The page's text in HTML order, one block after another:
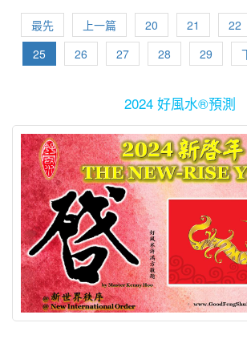
皆顺利，财运亨通，健康如意！可是有不少人
出生的老同学、老朋友，都在一整年里，都将
未来运势吗？有人甚至继续怀疑，难道其他冲
岁，如生肖属蛇、猴、猪等生肖的人，在2019
吗？ 其实在每一年里，同样年龄的人虽然生肖
不同的日期与时间，因此大家的八字里的天干
因此都将会在该流年里经历与他人不太一样的
存有如此疑虑的人，对流年运程书皆嗤之以鼻
生肖流年运程的论述，只是迷信加唯恐天下不
流年对个人运势的影响，当然不能完全以只占
12生肖之趋势来作绝对性的判断或预测，然而
响，也不应该等闲视之。毕竟在达到趋吉避凶
肖的潜在吉凶运势之影响里，也可以当做是命
其一相关元素。 马鼠虎龙猴明年有好运 根据
析，2019年的流年运程里，属马、鼠、虎、龙
吉大利的！尤其是生肖属马与鼠的人，将在此
美国股市也开始插水了！这样的局面似乎应验
市大调整的预言。世界各地的经济学家在此刻
场，近期马币也继续贬值间接导致各种商品价
无法提高的当下，众人的购买能力当然也大大
着叫苦连天！ 在前路茫茫的当儿，一些面对金
为可能永无翻身的机会了！一些想要找快钱，
一夜之间脱离经济困境、又不敢为非作歹的人
“捞回一笔”。有者用手上有不急用的储蓄做赌
的资金，也有一些是从亲友手中借来甚至是“骗
场前，为了增强个人运势，必定找个师傅来计
胜、事事顺利。如他们请教师傅帮他们计算出只
“财星” 等吉星，看起来赢面比较高的日子里，
色的衣服上赌场厮杀一番。除此，他们也常在
海、各大小庙宇的招财符禄、神牌等，目的皆
的赢面。 我在上星期有幸在台湾及澳门政府的
最先 上一篇 20 21 22
25
26 27 28 29
2024 好風水®預測